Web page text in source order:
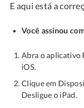
E aqui está a
Você assinou
Abra o aplicativo
iOS.
Clique em
Desligue o iPad.